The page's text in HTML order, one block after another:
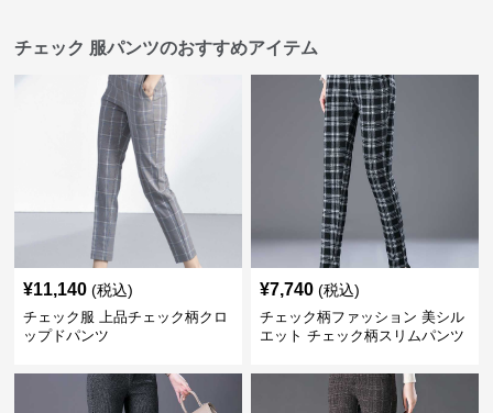
チェック 服パンツのおすすめアイテム
¥11,140 (税込)
チェック服 上品チェック柄クロ
ップドパンツ
¥7,740 (税込)
チェック柄ファッション 美シル
エット チェック柄スリムパンツ